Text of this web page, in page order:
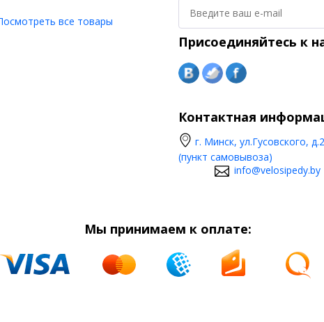
все товары
Присоединяйтесь к
Контактная
г. Минск, ул.Гусовского,
(пункт самовывоза)
info@velosipedy.by
Мы принимаем к оплате: